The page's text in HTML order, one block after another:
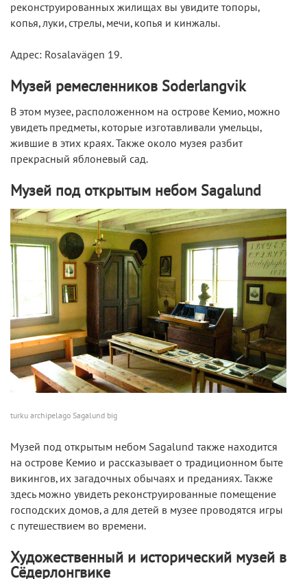
реконструированных жилищах вы увидите топоры,
копья, луки, стрелы, мечи, копья и кинжалы.
Адрес: Rosalavägen 19.
Музей ремесленников Soderlangvik
В этом музее, расположенном на острове Кемио, можно
увидеть предметы, которые изготавливали умельцы,
жившие в этих краях. Также около музея разбит
прекрасный яблоневый сад.
Музей под открытым небом Sagalund
turku archipelago Sagalund big
Музей под открытым небом Sagalund также находится
на острове Кемио и рассказывает о традиционном быте
викингов, их загадочных обычаях и преданиях. Также
здесь можно увидеть реконструированные помещение
господских домов, а для детей в музее проводятся игры
с путешествием во времени.
Художественный и исторический музей в
Сёдерлонгвике